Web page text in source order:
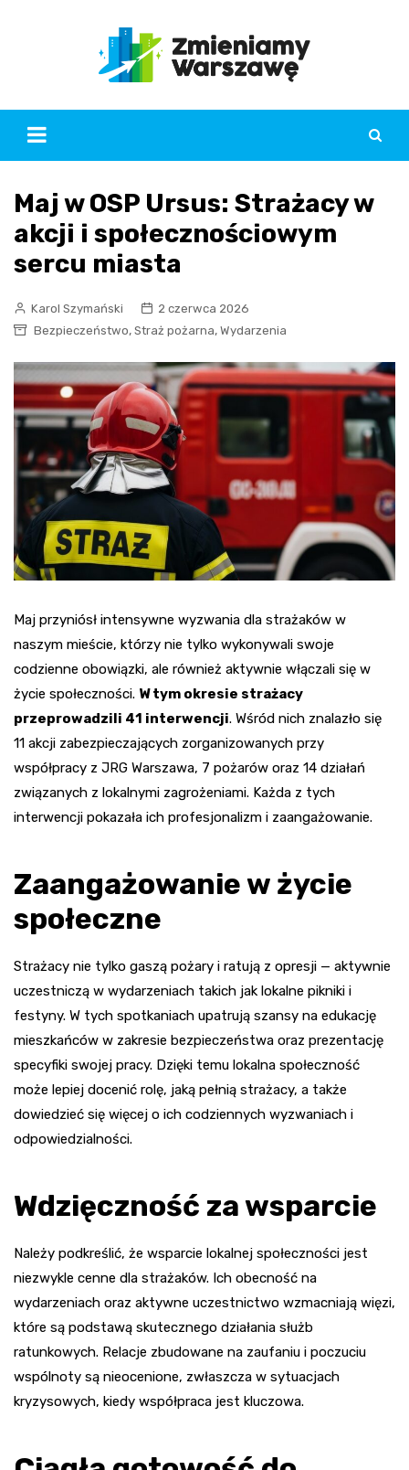
Maj w OSP Ursus: Strażacy w
akcji i społecznościowym
sercu miasta
Karol Szymański
2 czerwca 2026
Bezpieczeństwo, Straż pożarna, Wydarzenia
Maj przyniósł intensywne wyzwania dla strażaków w
naszym mieście, którzy nie tylko wykonywali swoje
codzienne obowiązki, ale również aktywnie włączali się w
życie społeczności. W tym okresie strażacy
przeprowadzili 41 interwencji. Wśród nich znalazło się
11 akcji zabezpieczających zorganizowanych przy
współpracy z JRG Warszawa, 7 pożarów oraz 14 działań
związanych z lokalnymi zagrożeniami. Każda z tych
interwencji pokazała ich profesjonalizm i zaangażowanie.
Zaangażowanie w życie
społeczne
Strażacy nie tylko gaszą pożary i ratują z opresji — aktywnie
uczestniczą w wydarzeniach takich jak lokalne pikniki i
festyny. W tych spotkaniach upatrują szansy na edukację
mieszkańców w zakresie bezpieczeństwa oraz prezentację
specyfiki swojej pracy. Dzięki temu lokalna społeczność
może lepiej docenić rolę, jaką pełnią strażacy, a także
dowiedzieć się więcej o ich codziennych wyzwaniach i
odpowiedzialności.
Wdzięczność za wsparcie
Należy podkreślić, że wsparcie lokalnej społeczności jest
niezwykle cenne dla strażaków. Ich obecność na
wydarzeniach oraz aktywne uczestnictwo wzmacniają więzi,
które są podstawą skutecznego działania służb
ratunkowych. Relacje zbudowane na zaufaniu i poczuciu
wspólnoty są nieocenione, zwłaszcza w sytuacjach
kryzysowych, kiedy współpraca jest kluczowa.